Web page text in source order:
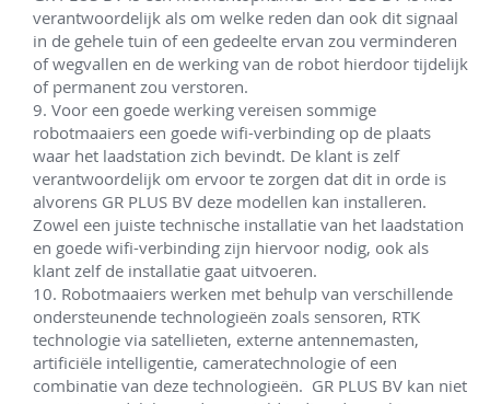
verantwoordelijk als om welke reden dan ook dit signaal
in de gehele tuin of een gedeelte ervan zou verminderen
of wegvallen en de werking van de robot hierdoor tijdelijk
of permanent zou verstoren.
9. Voor een goede werking vereisen sommige
robotmaaiers een goede wifi-verbinding op de plaats
waar het laadstation zich bevindt. De klant is zelf
verantwoordelijk om ervoor te zorgen dat dit in orde is
alvorens GR PLUS BV deze modellen kan installeren.
Zowel een juiste technische installatie van het laadstation
en goede wifi-verbinding zijn hiervoor nodig, ook als
klant zelf de installatie gaat uitvoeren.
10. Robotmaaiers werken met behulp van verschillende
ondersteunende technologieën zoals sensoren, RTK
technologie via satellieten, externe antennemasten,
artificiële intelligentie, cameratechnologie of een
combinatie van deze technologieën.  GR PLUS BV kan niet